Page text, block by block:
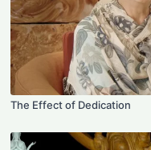
The Effect of Dedication